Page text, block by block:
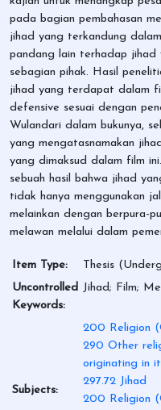
pada bagian pembahasan
jihad yang terkandung
pandang lain terhadap jihad
sebagian pihak. Hasil
jihad yang terdapat dalam
defensive sesuai dengan
Wulandari dalam bukunya,
yang mengatasnamakan
yang dimaksud dalam film
sebuah hasil bahwa jihad
tidak hanya menggunakan
melainkan dengan berpura-
melawan melalui dalam
Item Type:
Thesis
Uncontrolled
Keywords:
Jihad; Film;
Subjects:
200 Religion
290 Other
originating in it
297.72 Jihad
200 Religion